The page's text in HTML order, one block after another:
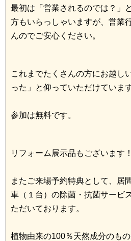
最初は「営業されるのでは？」
方もいらっしゃいますが、営業
んのでご安心ください。
これまでたくさんの方にお越し
った」と仰っていただけています
参加は無料です。
リフォーム展示品もございます
またご来場予約特典として、居
車（１台）の除菌・抗菌サービ
ただいております。
植物由来の100％天然成分のも